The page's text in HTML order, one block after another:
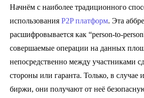
Начнём с наиболее традиционного
использования P2P платформ. Эта
расшифровывается как “person-to-
совершаемые операции на данных
непосредственно между участниками
стороны или гаранта. Только, в случае
биржи, они получают от неё